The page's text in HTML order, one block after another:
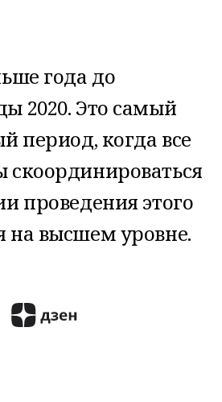
года до
2020. Это самый
период, когда все
проведения этого
на высшем уровне.